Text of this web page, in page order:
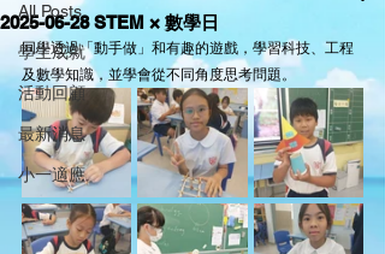
All Posts
學生成就
活動回顧
最新消息
小一適應
2025-06-28 STEM × 數學日
同學透過「動手做」和有趣的遊戲，學習科技、工程
及數學知識，並學會從不同角度思考問題。